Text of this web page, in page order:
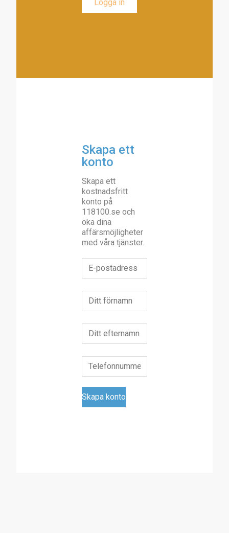
Skapa ett
konto
Skapa ett
kostnadsfritt
konto på
118100.se och
öka dina
affärsmöjligheter
med våra tjänster.